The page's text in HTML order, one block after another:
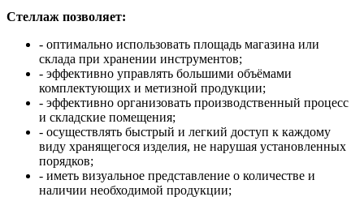
Стеллаж позволяет:
- оптимально использовать площадь магазина или
склада при хранении инструментов;
- эффективно управлять большими объёмами
комплектующих и метизной продукции;
- эффективно организовать производственный процесс
и складские помещения;
- осуществлять быстрый и легкий доступ к каждому
виду хранящегося изделия, не нарушая установленных
порядков;
- иметь визуальное представление о количестве и
наличии необходимой продукции;